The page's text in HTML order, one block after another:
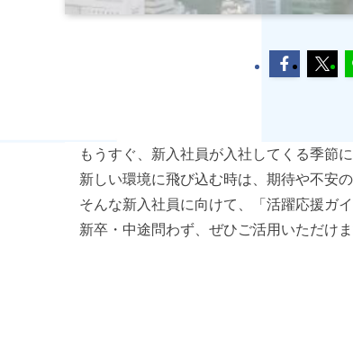
もうすぐ、新入社員が入社してくる季節に
新しい環境に飛び込む時は、期待や不安
そんな新入社員に向けて、「活躍応援ガ
新卒・中途問わず、ぜひご活用いただけま